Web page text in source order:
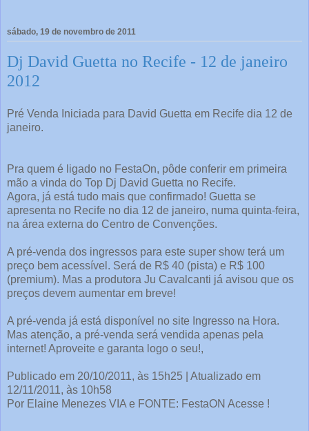
sábado, 19 de novembro de 2011
Dj David Guetta no Recife - 12 de janeiro
2012
Pré Venda Iniciada para David Guetta em Recife dia 12 de
janeiro.
Pra quem é ligado no FestaOn, pôde conferir em primeira
mão a vinda do Top Dj David Guetta no Recife.
Agora, já está tudo mais que confirmado! Guetta se
apresenta no Recife no dia 12 de janeiro, numa quinta-feira,
na área externa do Centro de Convenções.
A pré-venda dos ingressos para este super show terá um
preço bem acessível. Será de R$ 40 (pista) e R$ 100
(premium). Mas a produtora Ju Cavalcanti já avisou que os
preços devem aumentar em breve!
A pré-venda já está disponível no site Ingresso na Hora.
Mas atenção, a pré-venda será vendida apenas pela
internet! Aproveite e garanta logo o seu!,
Publicado em 20/10/2011, às 15h25 | Atualizado em
12/11/2011, às 10h58
Por Elaine Menezes VIA e FONTE: FestaON Acesse !